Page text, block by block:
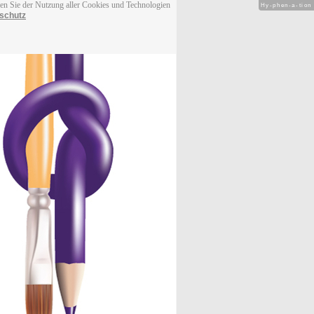
Sie der Nutzung aller Cookies und Technologien
Hy-phen-a-tion